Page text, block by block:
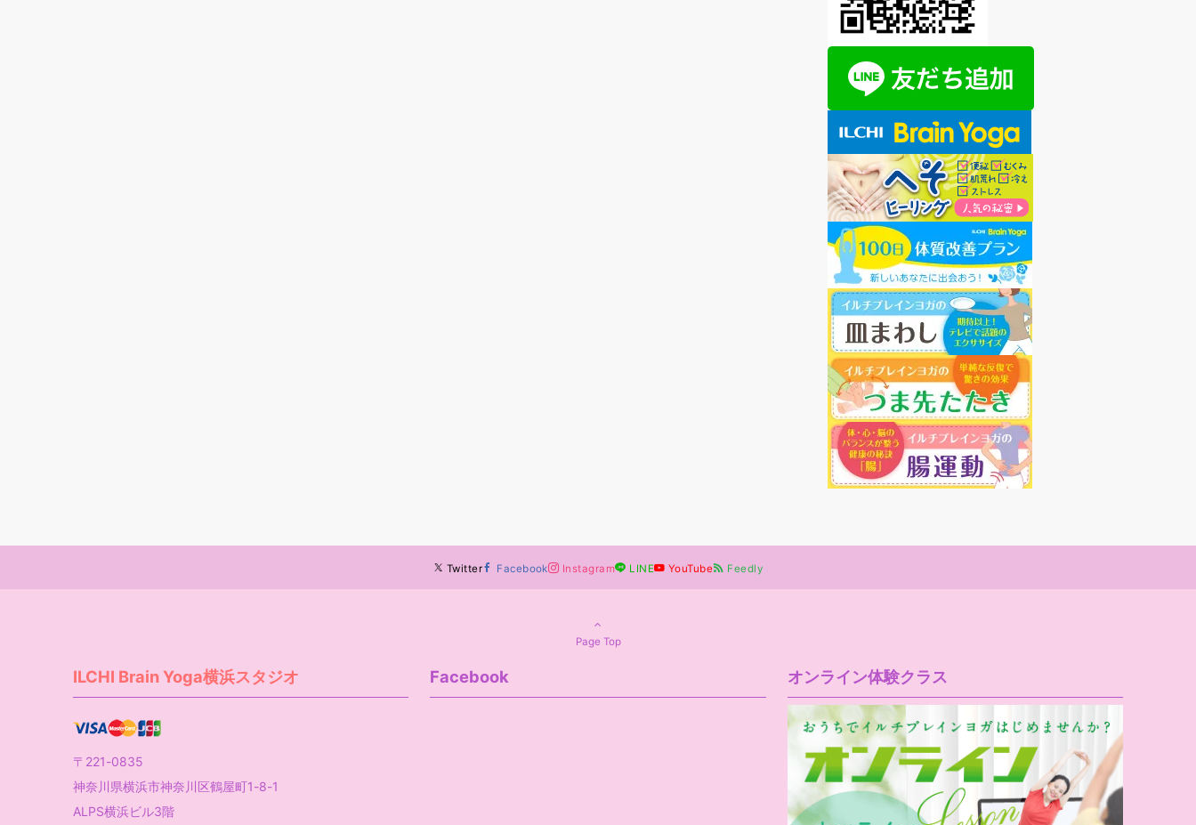
Twitter Facebook Instagram LINE YouTube Feedly
Page Top
ILCHI Brain Yoga横浜スタジオ
〒221-0835
神奈川県横浜市神奈川区鶴屋町1-8-1
ALPS横浜ビル3階
Facebook オンライン体験クラス